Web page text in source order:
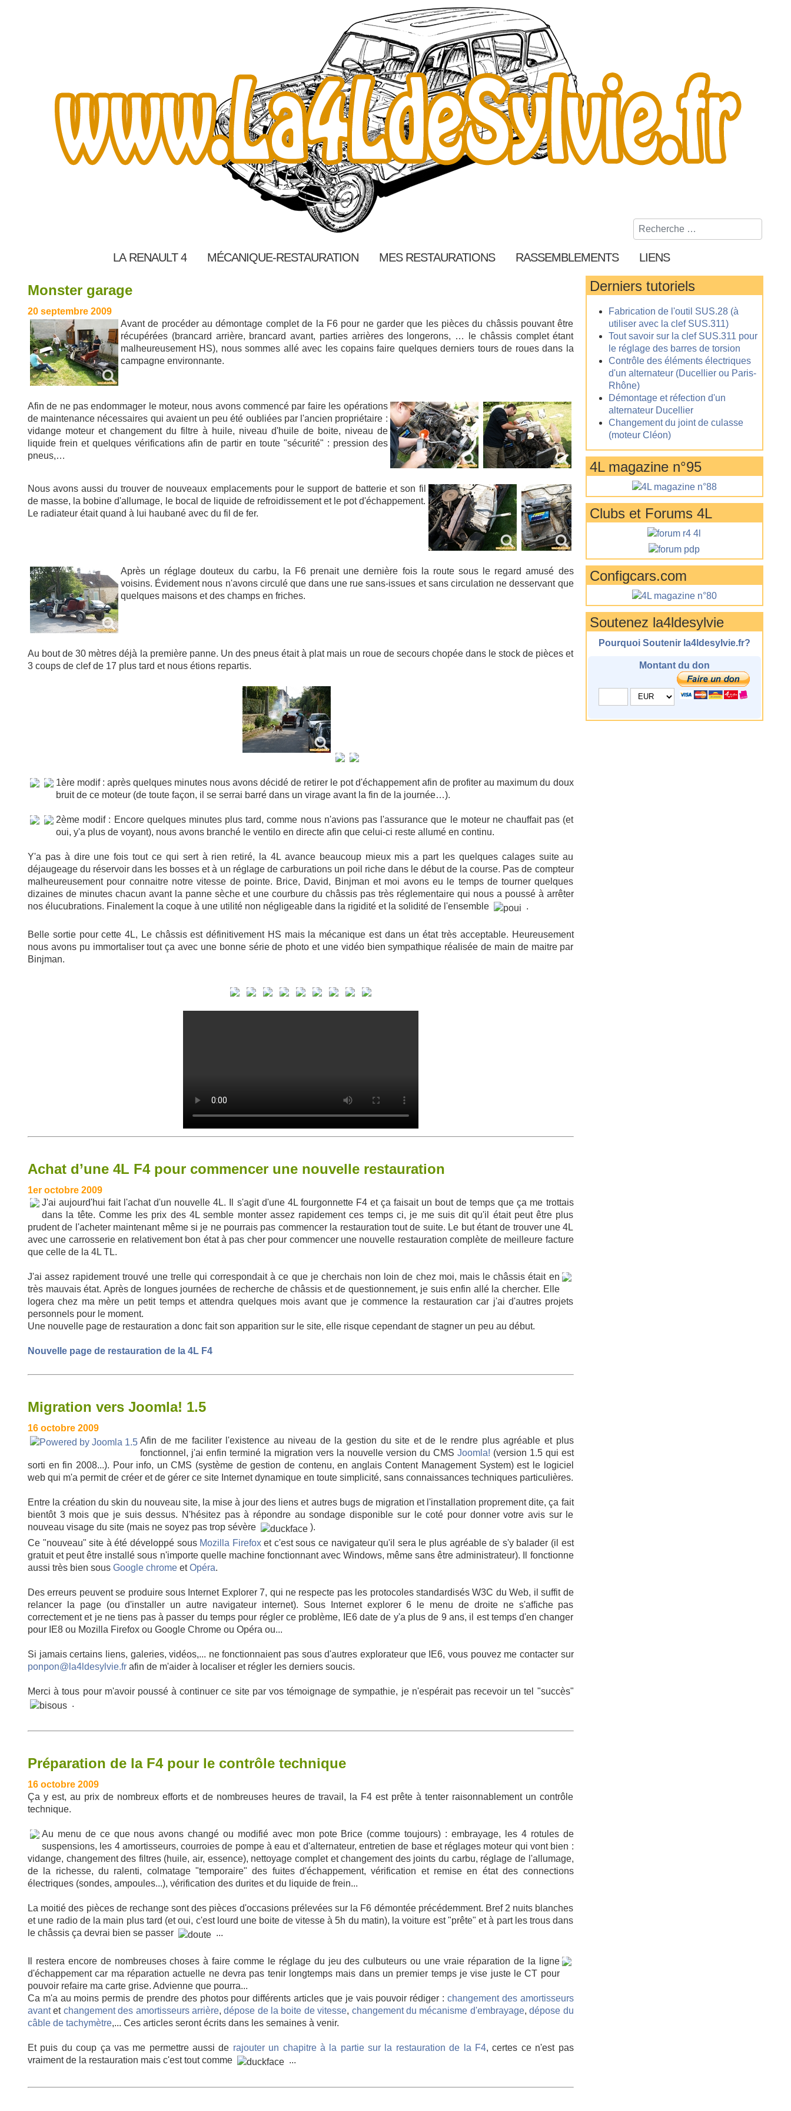
Rechercher
LA RENAULT 4 MÉCANIQUE-RESTAURATION MES RESTAURATIONS RASSEMBLEMENTS LIENS
Monster garage
20 septembre 2009
Avant de procéder au démontage complet de la F6 pour ne garder que les pièces du châssis pouvant être
récupérées (brancard arrière, brancard avant, parties arrières des longerons, … le châssis complet étant
malheureusement HS), nous sommes allé avec les copains faire quelques derniers tours de roues dans la
campagne environnante.
Afin de ne pas endommager le moteur, nous avons commencé par faire les opérations
de maintenance nécessaires qui avaient un peu été oubliées par l'ancien propriétaire :
vidange moteur et changement du filtre à huile, niveau d'huile de boite, niveau de
liquide frein et quelques vérifications afin de partir en toute "sécurité" : pression des
pneus,…
Nous avons aussi du trouver de nouveaux emplacements pour le support de batterie et son fil
de masse, la bobine d'allumage, le bocal de liquide de refroidissement et le pot d'échappement.
Le radiateur était quand à lui haubané avec du fil de fer.
Après un réglage douteux du carbu, la F6 prenait une dernière fois la route sous le regard amusé des
voisins. Évidement nous n'avons circulé que dans une rue sans-issues et sans circulation ne desservant que
quelques maisons et des champs en friches.
Au bout de 30 mètres déjà la première panne. Un des pneus était à plat mais un roue de secours chopée dans le stock de pièces et
3 coups de clef de 17 plus tard et nous étions repartis.
1ère modif : après quelques minutes nous avons décidé de retirer le pot d'échappement afin de profiter au maximum du doux
bruit de ce moteur (de toute façon, il se serrai barré dans un virage avant la fin de la journée…).
2ème modif : Encore quelques minutes plus tard, comme nous n'avions pas l'assurance que le moteur ne chauffait pas (et
oui, y'a plus de voyant), nous avons branché le ventilo en directe afin que celui-ci reste allumé en continu.
Y'a pas à dire une fois tout ce qui sert à rien retiré, la 4L avance beaucoup mieux mis a part les quelques calages suite au
déjaugeage du réservoir dans les bosses et à un réglage de carburations un poil riche dans le début de la course. Pas de compteur
malheureusement pour connaitre notre vitesse de pointe. Brice, David, Binjman et moi avons eu le temps de tourner quelques
dizaines de minutes chacun avant la panne sèche et une courbure du châssis pas très réglementaire qui nous a poussé à arrêter
nos élucubrations. Finalement la coque à une utilité non négligeable dans la rigidité et la solidité de l'ensemble
.
Belle sortie pour cette 4L, Le châssis est définitivement HS mais la mécanique est dans un état très acceptable. Heureusement
nous avons pu immortaliser tout ça avec une bonne série de photo et une vidéo bien sympathique réalisée de main de maitre par
Binjman.
Achat d’une 4L F4 pour commencer une nouvelle restauration
1er octobre 2009
J'ai aujourd'hui fait l'achat d'un nouvelle 4L. Il s'agit d'une 4L fourgonnette F4 et ça faisait un bout de temps que ça me trottais
dans la tête. Comme les prix des 4L semble monter assez rapidement ces temps ci, je me suis dit qu'il était peut être plus
prudent de l'acheter maintenant même si je ne pourrais pas commencer la restauration tout de suite. Le but étant de trouver une 4L
avec une carrosserie en relativement bon état à pas cher pour commencer une nouvelle restauration complète de meilleure facture
que celle de la 4L TL.
J'ai assez rapidement trouvé une trelle qui correspondait à ce que je cherchais non loin de chez moi, mais le châssis était en
très mauvais état. Après de longues journées de recherche de châssis et de questionnement, je suis enfin allé la chercher. Elle
logera chez ma mère un petit temps et attendra quelques mois avant que je commence la restauration car j'ai d'autres projets
personnels pour le moment.
Une nouvelle page de restauration a donc fait son apparition sur le site, elle risque cependant de stagner un peu au début.
Nouvelle page de restauration de la 4L F4
Migration vers Joomla! 1.5
16 octobre 2009
Afin de me faciliter l'existence au niveau de la gestion du site et de le rendre plus agréable et plus
fonctionnel, j'ai enfin terminé la migration vers la nouvelle version du CMS Joomla! (version 1.5 qui est
sorti en fin 2008...). Pour info, un CMS (système de gestion de contenu, en anglais Content Management System) est le logiciel
web qui m'a permit de créer et de gérer ce site Internet dynamique en toute simplicité, sans connaissances techniques particulières.
Entre la création du skin du nouveau site, la mise à jour des liens et autres bugs de migration et l'installation proprement dite, ça fait
bientôt 3 mois que je suis dessus. N'hésitez pas à répondre au sondage disponible sur le coté pour donner votre avis sur le
nouveau visage du site (mais ne soyez pas trop sévère
).
Ce "nouveau" site à été développé sous Mozilla Firefoxet c'est sous ce navigateur qu'il sera le plus agréable de s'y balader (il est
gratuit et peut être installé sous n'importe quelle machine fonctionnant avec Windows, même sans être administrateur). Il fonctionne
aussi très bien sous Google chrome etOpéra.
Des erreurs peuvent se produire sous Internet Explorer 7, qui ne respecte pas les protocoles standardisés W3C du Web, il suffit de
relancer la page (ou d'installer un autre navigateur internet). Sous Internet explorer 6 le menu de droite ne s'affiche pas
correctement et je ne tiens pas à passer du temps pour régler ce problème, IE6 date de y'a plus de 9 ans, il est temps d'en changer
pour IE8 ou Mozilla Firefox ou Google Chrome ou Opéra ou...
Si jamais certains liens, galeries, vidéos,... ne fonctionnaient pas sous d'autres explorateur que IE6, vous pouvez me contacter sur
ponpon@la4ldesylvie.fr afin de m'aider à localiser et régler les derniers soucis.
Merci à tous pour m'avoir poussé à continuer ce site par vos témoignage de sympathie, je n'espérait pas recevoir un tel "succès"
.
Préparation de la F4 pour le contrôle technique
16 octobre 2009
Ça y est, au prix de nombreux efforts et de nombreuses heures de travail, la F4 est prête à tenter raisonnablement un contrôle
technique.
Au menu de ce que nous avons changé ou modifié avec mon pote Brice (comme toujours) : embrayage, les 4 rotules de
suspensions, les 4 amortisseurs, courroies de pompe à eau et d'alternateur, entretien de base et réglages moteur qui vont bien :
vidange, changement des filtres (huile, air, essence), nettoyage complet et changement des joints du carbu, réglage de l'allumage,
de la richesse, du ralenti, colmatage "temporaire" des fuites d'échappement, vérification et remise en état des connections
électriques (sondes, ampoules...), vérification des durites et du liquide de frein...
La moitié des pièces de rechange sont des pièces d'occasions prélevées sur la F6 démontée précédemment. Bref 2 nuits blanches
et une radio de la main plus tard (et oui, c'est lourd une boite de vitesse à 5h du matin), la voiture est "prête" et à part les trous dans
le châssis ça devrai bien se passer
...
Il restera encore de nombreuses choses à faire comme le réglage du jeu des culbuteurs ou une vraie réparation de la ligne
d'échappement car ma réparation actuelle ne devra pas tenir longtemps mais dans un premier temps je vise juste le CT pour
pouvoir refaire ma carte grise. Advienne que pourra...
Ca m'a au moins permis de prendre des photos pour différents articles que je vais pouvoir rédiger : changement des amortisseurs
avantet changement des amortisseurs arrière,dépose de la boite de vitesse, changement du mécanisme d'embrayage,dépose du
câble de tachymètre,... Ces articles seront écrits dans les semaines à venir.
Et puis du coup ça vas me permettre aussi de rajouter un chapitre à la partie sur la restauration de la F4, certes ce n'est pas
vraiment de la restauration mais c'est tout comme
...
Derniers tutoriels
Fabrication de l'outil SUS.28 (à
utiliser avec la clef SUS.311)
Tout savoir sur la clef SUS.311 pour
le réglage des barres de torsion
Contrôle des éléments électriques
d'un alternateur (Ducellier ou Paris-
Rhône)
Démontage et réfection d'un
alternateur Ducellier
Changement du joint de culasse
(moteur Cléon)
4L magazine n°95
Clubs et Forums 4L
Configcars.com
Soutenez la4ldesylvie
Pourquoi Soutenir la4ldesylvie.fr?
Montant du don